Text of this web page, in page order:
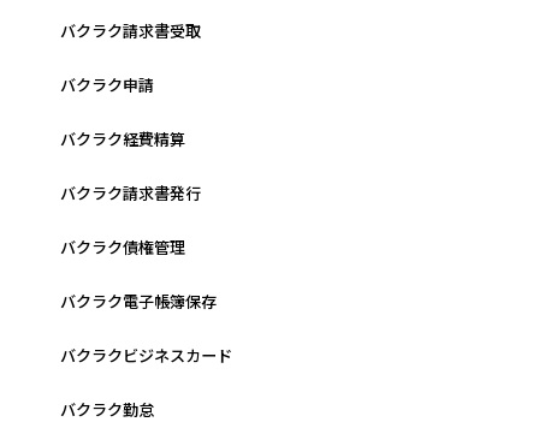
バクラク請求書受取
バクラク申請
バクラク経費精算
バクラク請求書発行
バクラク債権管理
バクラク電子帳簿保存
バクラクビジネスカード
バクラク勤怠